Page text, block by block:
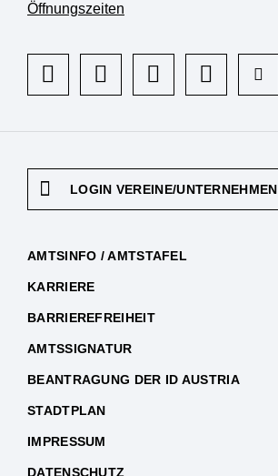
Öffnungszeiten
LOGIN VEREINE/UNTERNEHMEN
AMTSINFO / AMTSTAFEL
KARRIERE
BARRIEREFREIHEIT
AMTSSIGNATUR
BEANTRAGUNG DER ID AUSTRIA
STADTPLAN
IMPRESSUM
DATENSCHUTZ